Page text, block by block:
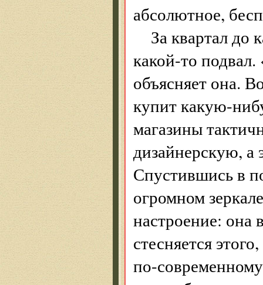
абсолютное,
За квартал до
какой-то
объясняет она.
купит какую-
магазины
дизайнерскую, а
Спустившись в
огромном
настроение: она
стесняется
по-